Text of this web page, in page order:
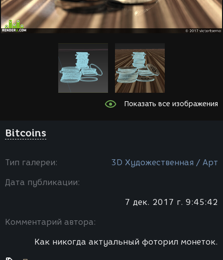
Показать все изображения
Bitcoins
Тип галереи: 3D Художественная / Арт
Дата публикации:
7 дек. 2017 г. 9:45:42
Комментарий автора:
Как никогда актуальный фоторил монеток.